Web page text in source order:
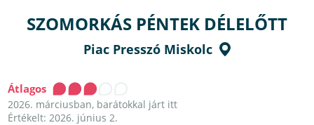
SZOMORKÁS PÉNTEK DÉLELŐTT
Piac Presszó Miskolc
Átlagos
2026. márciusban, barátokkal járt itt
Értékelt: 2026. június 2.